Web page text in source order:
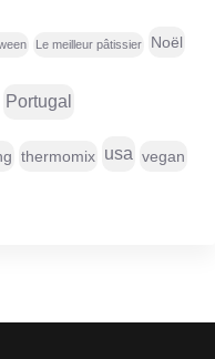
Le meilleur pâtissier Noël
Portugal
thermomix usa vegan